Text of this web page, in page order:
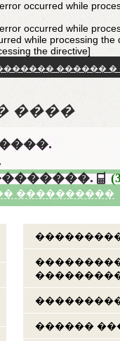
occurred while
occurred while
while processing the
the directive]
������ �
����
����������
������